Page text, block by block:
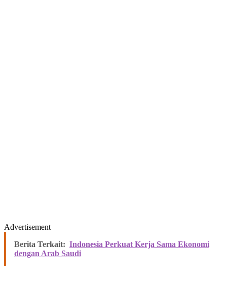
Advertisement
Berita Terkait: Indonesia Perkuat Kerja Sama Ekonomi
dengan Arab Saudi